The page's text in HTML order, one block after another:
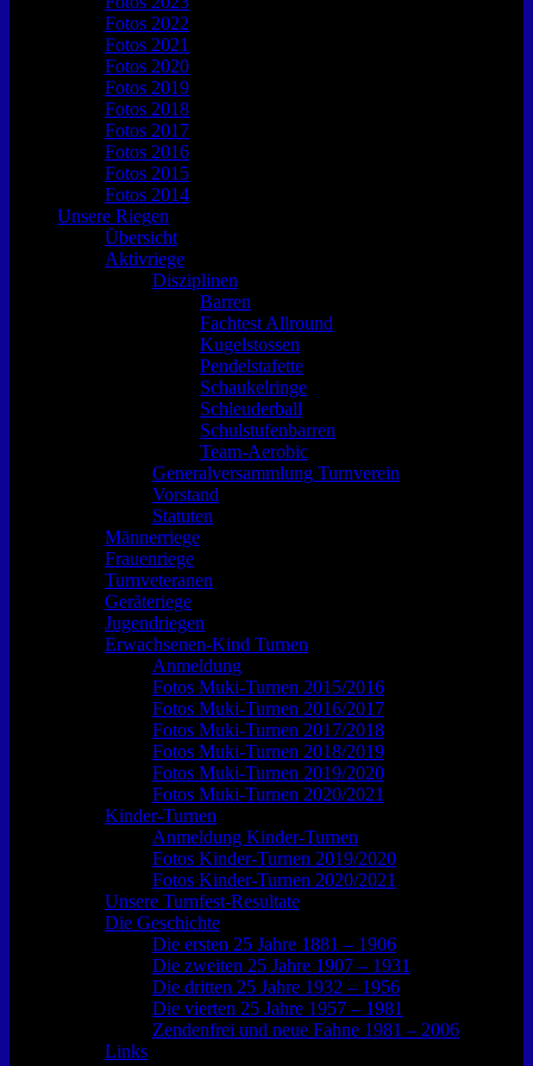
Fotos 2022
Fotos 2021
Fotos 2020
Fotos 2019
Fotos 2018
Fotos 2017
Fotos 2016
Fotos 2015
Fotos 2014
Unsere Riegen
Übersicht
Aktivriege
Disziplinen
Barren
Fachtest Allround
Kugelstossen
Pendelstafette
Schaukelringe
Schleuderball
Schulstufenbarren
Team-Aerobic
Generalversammlung Turnverein
Vorstand
Statuten
Männerriege
Frauenriege
Turnveteranen
Geräteriege
Jugendriegen
Erwachsenen-Kind Turnen
Anmeldung
Fotos Muki-Turnen 2015/2016
Fotos Muki-Turnen 2016/2017
Fotos Muki-Turnen 2017/2018
Fotos Muki-Turnen 2018/2019
Fotos Muki-Turnen 2019/2020
Fotos Muki-Turnen 2020/2021
Kinder-Turnen
Anmeldung Kinder-Turnen
Fotos Kinder-Turnen 2019/2020
Fotos Kinder-Turnen 2020/2021
Unsere Turnfest-Resultate
Die Geschichte
Die ersten 25 Jahre 1881 – 1906
Die zweiten 25 Jahre 1907 – 1931
Die dritten 25 Jahre 1932 – 1956
Die vierten 25 Jahre 1957 – 1981
Zendenfrei und neue Fahne 1981 – 2006
Links